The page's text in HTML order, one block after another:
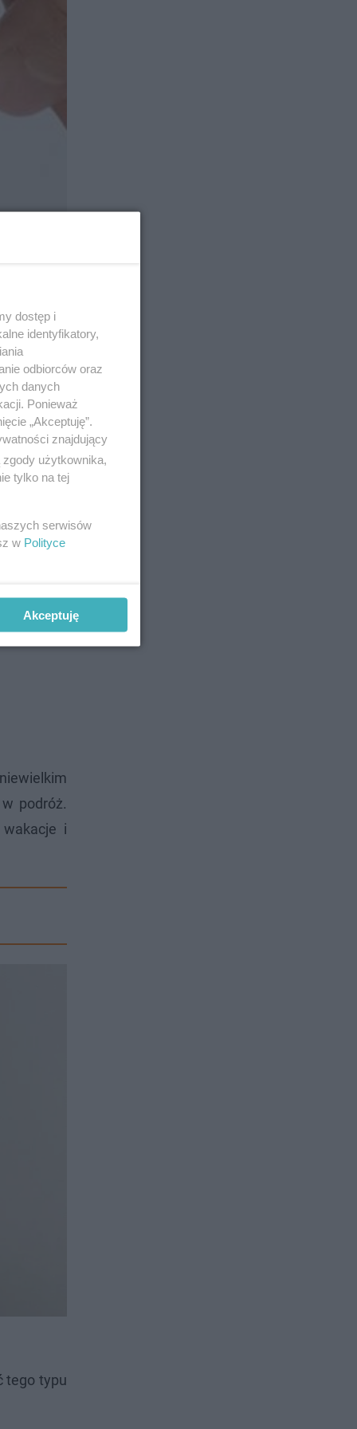
podróż.
i
tego typu
dostęp i
identyfikatory,
odbiorców oraz
danych
Ponieważ
„Akceptuję”.
znajdujący
użytkownika,
tylko na tej
serwisów
w Polityce
Akceptuję